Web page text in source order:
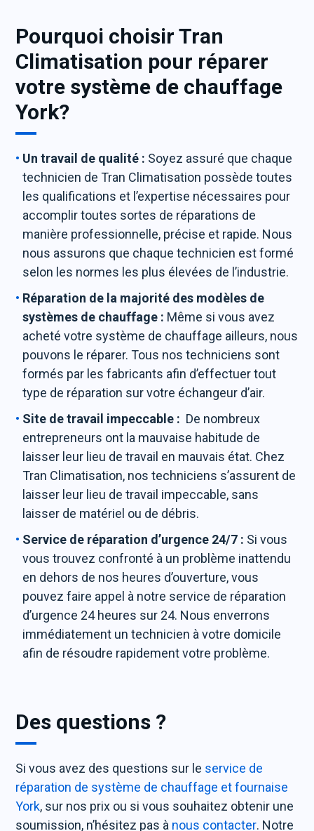
Pourquoi choisir Tran
Climatisation pour réparer
votre système de chauffage
York?
Un travail de qualité : Soyez assuré que chaque
technicien de Tran Climatisation possède toutes
les qualifications et l’expertise nécessaires pour
accomplir toutes sortes de réparations de
manière professionnelle, précise et rapide. Nous
nous assurons que chaque technicien est formé
selon les normes les plus élevées de l’industrie.
Réparation de la majorité des modèles de
systèmes de chauffage : Même si vous avez
acheté votre système de chauffage ailleurs, nous
pouvons le réparer. Tous nos techniciens sont
formés par les fabricants afin d’effectuer tout
type de réparation sur votre échangeur d’air.
Site de travail impeccable : De nombreux
entrepreneurs ont la mauvaise habitude de
laisser leur lieu de travail en mauvais état. Chez
Tran Climatisation, nos techniciens s’assurent de
laisser leur lieu de travail impeccable, sans
laisser de matériel ou de débris.
Service de réparation d’urgence 24/7 : Si vous
vous trouvez confronté à un problème inattendu
en dehors de nos heures d’ouverture, vous
pouvez faire appel à notre service de réparation
d’urgence 24 heures sur 24. Nous enverrons
immédiatement un technicien à votre domicile
afin de résoudre rapidement votre problème.
Des questions ?
Si vous avez des questions sur le service de
réparation de système de chauffage et fournaise
York, sur nos prix ou si vous souhaitez obtenir une
soumission, n’hésitez pas à nous contacter. Notre